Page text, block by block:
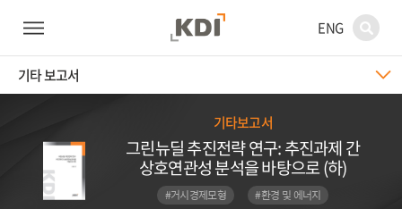
ENG
기타 보고서
기타보고서
그린뉴딜 추진전략 연구: 추진과제 간
상호연관성 분석을 바탕으로 (하)
#거시경제모형 #환경 및 에너지